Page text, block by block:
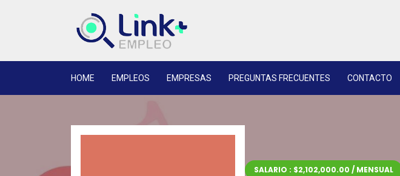
HOME EMPLEOS EMPRESAS PREGUNTAS FRECUENTES CONTACTO
SALARIO : $2,102,000.00 / MENSUAL